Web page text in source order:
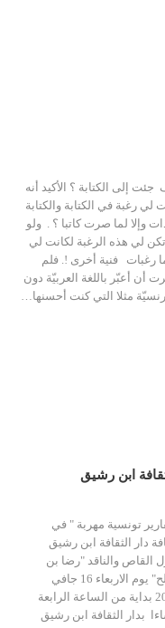
جئت إلى الكتابة ؟ الأكيد أنه
لي رغبة في الكتابة والكتابة
وإلا لما صرت كاتبا ؟ . ولو
لي هذه الرغبة لكانت لي
رغبات فنية أخرى !. فلم
أن أعبّر باللغة العربيّة دون
مثلا التي كنت أحسنها…
ابن رشيق
تونسية مهربة " في
دار الثقافة ابن رشيق
القاص والناقد "رضا بن
صالح" يوم الاربعاء 16 جافي
2019 بداية من الساعة الرابعة
بدار الثقافة ابن رشيق